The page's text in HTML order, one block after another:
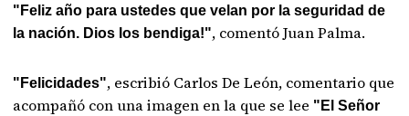
"Feliz año para ustedes que velan por la seguridad de
la nación. Dios los bendiga!", comentó Juan Palma.
"Felicidades", escribió Carlos De León, comentario que
acompañó con una imagen en la que se lee "El Señor